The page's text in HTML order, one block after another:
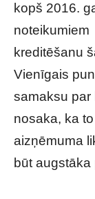
kopš 2016.
noteikumiem
kreditēšanu
Vienīgais
samaksu par
nosaka, ka
aizņēmuma
būt